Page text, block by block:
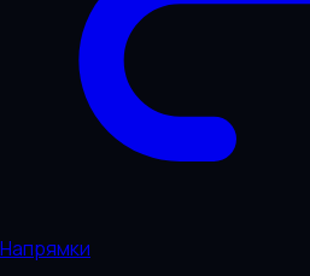
Напрямки